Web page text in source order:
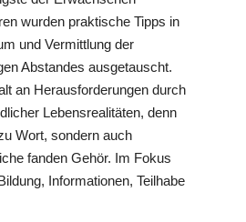
wurden praktische Tipps in
und Vermittlung der
Abstandes ausgetauscht.
an Herausforderungen durch
Lebensrealitäten, denn
Wort, sondern auch
fanden Gehör. Im Fokus
Informationen, Teilhabe